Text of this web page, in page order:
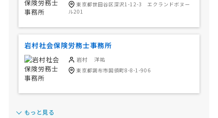
東京都世田谷区深沢1-12-3 エクランドボヌー
ル201
岩村社会保険労務士事務所
岩村 洋祐
東京都調布市国領町8-8-1-906
もっと見る